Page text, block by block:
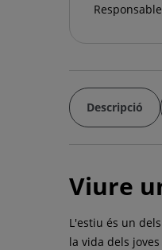
Descripció
Viure
L'estiu és un
la vida dels